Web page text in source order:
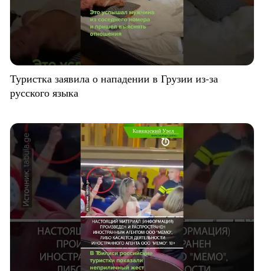
Туристка заявила о нападении в Грузии из-за
русского языка